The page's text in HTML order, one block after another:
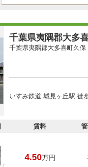
千葉県夷隅郡大多
千葉県夷隅郡大多喜町久保
いすみ鉄道 城見ヶ丘駅 徒
賃料
4.50万円